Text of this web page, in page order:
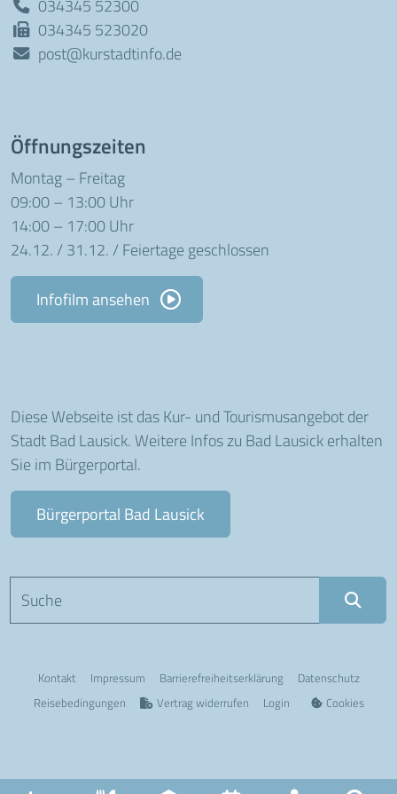
034345 52300
034345 523020
post@kurstadtinfo.de
Öffnungszeiten
Montag – Freitag
09:00 – 13:00 Uhr
14:00 – 17:00 Uhr
24.12. / 31.12. / Feiertage geschlossen
Infofilm ansehen
Diese Webseite ist das Kur- und Tourismusangebot der
Stadt Bad Lausick. Weitere Infos zu Bad Lausick erhalten
Sie im Bürgerportal.
Bürgerportal Bad Lausick
Kontakt Impressum Barriere­freiheits­erklärung
Datenschutz
Reisebedingungen
Vertrag widerrufen Login Cookies